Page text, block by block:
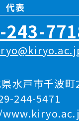
代表
243-
水戸市千波
244-5471